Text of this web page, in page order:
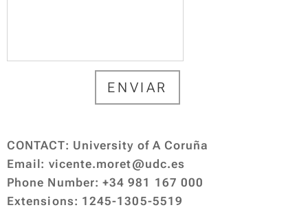
ENVIAR
CONTACT: University of A Coruña
Email: vicente.moret@udc.es
Phone Number: +34 981 167 000
Extensions: 1245-1305-5519